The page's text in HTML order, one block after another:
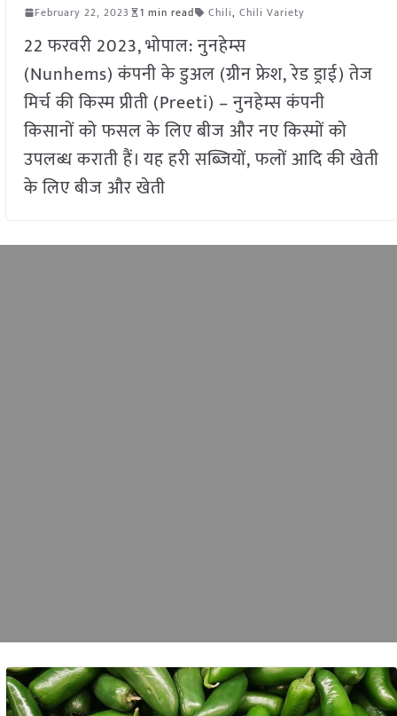
February 22, 2023 1 min read Chili, Chili Variety
22 फरवरी 2023, भोपाल: नुनहेम्स
(Nunhems) कंपनी के डुअल (ग्रीन फ्रेश, रेड ड्राई) तेज
मिर्च की किस्म प्रीती (Preeti) – नुनहेम्स कंपनी
किसानों को फसल के लिए बीज और नए किस्मों को
उपलब्ध कराती हैं। यह हरी सब्जियों, फलों आदि की खेती
के लिए बीज और खेती